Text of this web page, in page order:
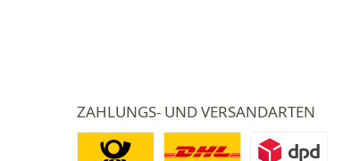
ZAHLUNGS- UND VERSANDARTEN